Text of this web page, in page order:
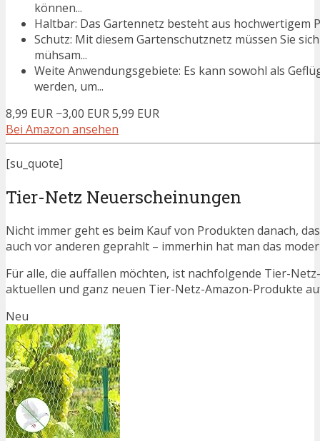
können...
Haltbar: Das Gartennetz besteht aus hochwertigem
Schutz: Mit diesem Gartenschutznetz müssen Sie
mühsam...
Weite Anwendungsgebiete: Es kann sowohl als
werden, um...
8,99 EUR −3,00 EUR5,99 EUR
Bei Amazon ansehen
[su_quote]
Tier-Netz Neuerscheinungen
Nicht immer geht es beim Kauf von Produkten danach,
auch vor anderen geprahlt – immerhin hat man das
Für alle, die auffallen möchten, ist nachfolgende Tier-
aktuellen und ganz neuen Tier-Netz-Amazon-Produkte
Neu